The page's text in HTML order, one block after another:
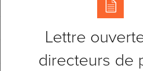
Lettre
directeurs de